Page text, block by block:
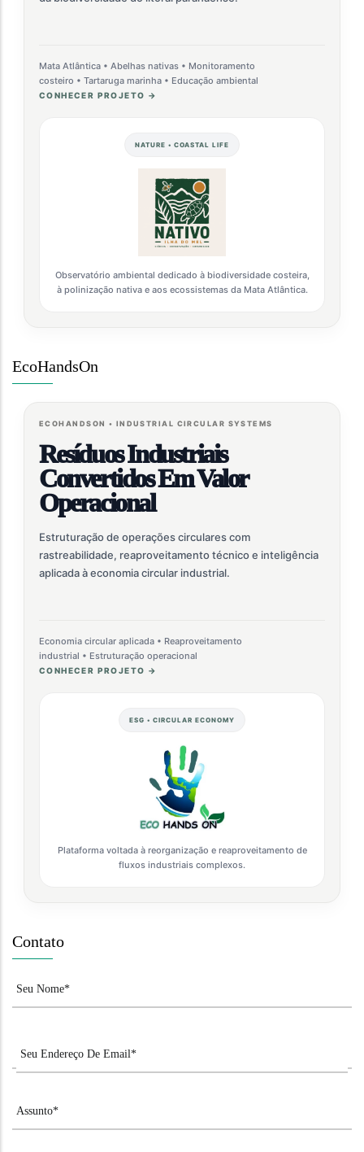
Mata Atlântica • Abelhas nativas • Monitoramento
costeiro • Tartaruga marinha • Educação ambiental
CONHECER PROJETO →
NATURE • COASTAL LIFE
Observatório ambiental dedicado à biodiversidade costeira,
à polinização nativa e aos ecossistemas da Mata Atlântica.
EcoHandsOn
ECOHANDSON • INDUSTRIAL CIRCULAR SYSTEMS
Resíduos Industriais
Convertidos Em Valor
Operacional
Estruturação de operações circulares com
rastreabilidade, reaproveitamento técnico e inteligência
aplicada à economia circular industrial.
Economia circular aplicada • Reaproveitamento
industrial • Estruturação operacional
CONHECER PROJETO →
ESG • CIRCULAR ECONOMY
Plataforma voltada à reorganização e reaproveitamento de
fluxos industriais complexos.
Contato